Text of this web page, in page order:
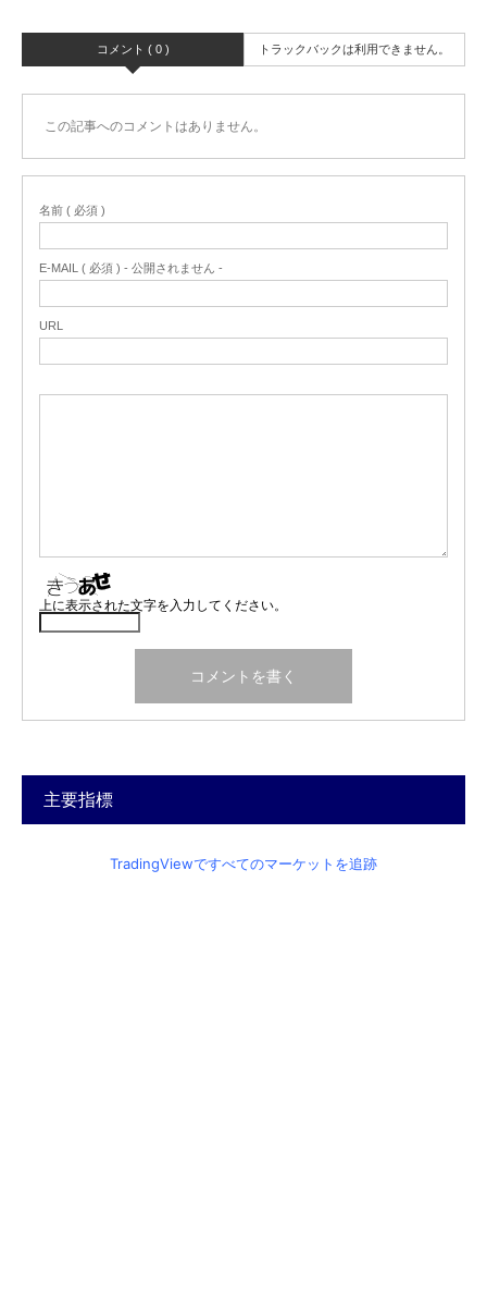
コメント ( 0 ) トラックバックは利用できません。
この記事へのコメントはありません。
名前 ( 必須 )
E-MAIL ( 必須 ) - 公開されません -
URL
上に表示された文字を入力してください。
主要指標
TradingViewですべてのマーケットを追跡